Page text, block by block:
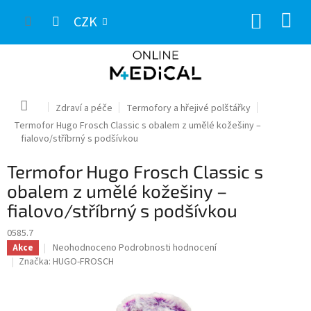
CZK
Domů Zdraví a péče
Termofory a hřejivé polštářky
Termofor Hugo Frosch Classic s obalem z umělé kožešiny –
fialovo/stříbrný s podšívkou
Termofor Hugo Frosch Classic s
obalem z umělé kožešiny –
fialovo/stříbrný s podšívkou
0585.7
Akce
Průměrné
hodnocení
Neohodnoceno Podrobnosti hodnocení
Značka: HUGO-FROSCH